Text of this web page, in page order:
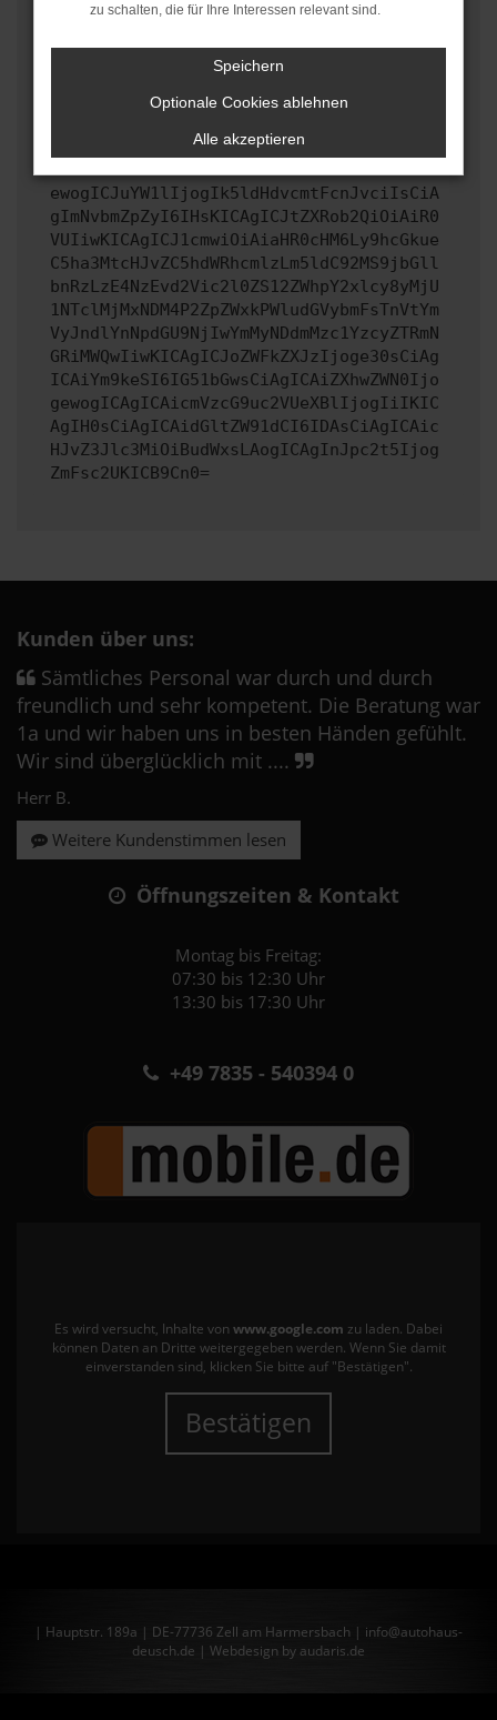
Wende dich an den Webseitenbetreiber.
Wenn du alle oben genannten Schritte versucht hast,
kontaktiere uns bitte. Wir werden versuchen, das
Problem zu beheben. Du kannst uns diesen Text
schicken, um uns bei der Fehlersuche zu
ewogICJuYW1lIjogIk5ldHdvcmtFcnJvciIsCiA
gImNvbmZpZyI6IHsKICAgICJtZXRob2QiOiAiR0
VUIiwKICAgICJ1cmwiOiAiaHR0cHM6Ly9hcGkue
C5ha3MtcHJvZC5hdWRhcmlzLm5ldC92MS9jbGll
bnRzLzE4NzEvd2Vic2l0ZS12ZWhpY2xlcy8yMjU
1NTclMjMxNDM4P2ZpZWxkPWludGVybmFsTnVtYm
VyJndlYnNpdGU9NjIwYmMyNDdmMzc1YzcyZTRmN
GRiMWQwIiwKICAgICJoZWFkZXJzIjoge30sCiAg
ICAiYm9keSI6IG51bGwsCiAgICAiZXhwZWN0Ijo
gewogICAgICAicmVzcG9uc2VUeXBlIjogIiIKIC
AgIH0sCiAgICAidGltZW91dCI6IDAsCiAgICAic
HJvZ3Jlc3MiOiBudWxsLAogICAgInJpc2t5Ijog
ZmFsc2UKICB9Cn0=
Kunden über uns:
Sämtliches Personal war durch und durch
freundlich und sehr kompetent. Die Beratung war
1a und wir haben uns in besten Händen gefühlt.
Wir sind überglücklich mit ....
Herr B.
Weitere Kundenstimmen lesen
Öffnungszeiten & Kontakt
Montag bis Freitag:
07:30 bis 12:30 Uhr
13:30 bis 17:30 Uhr
+49 7835 - 540394 0
Es wird versucht, Inhalte von www.google.com zu laden. Dabei
können Daten an Dritte weitergegeben werden. Wenn Sie damit
einverstanden sind, klicken Sie bitte auf "Bestätigen".
Bestätigen
| Hauptstr. 189a | DE-77736 Zell am Harmersbach | info@autohaus-
deusch.de | Webdesign by audaris.de
zu schalten, die für Ihre Interessen relevant sind.
Speichern
Optionale Cookies ablehnen
Alle akzeptieren